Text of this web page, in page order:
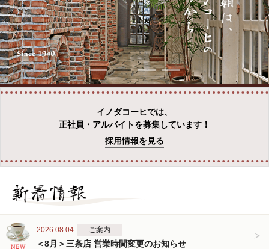
g
a
t
i
o
n
イノダコーヒでは、
正社員・アルバイトを募集しています！
採用情報を見る
2026.08.04 ご案内
＜8月＞三条店 営業時間変更のお知らせ